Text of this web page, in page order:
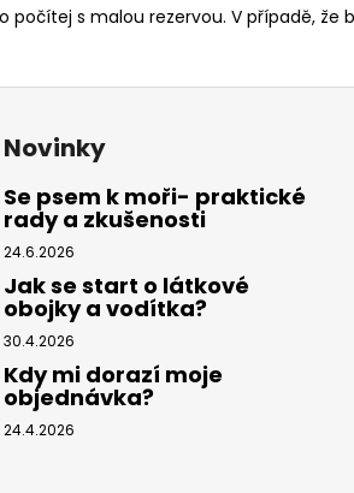
s malou rezervou. V případě,
Novinky
Se psem k moři- praktické
rady a zkušenosti
24.6.2026
Jak se start o látkové
obojky a vodítka?
30.4.2026
Kdy mi dorazí moje
objednávka?
24.4.2026